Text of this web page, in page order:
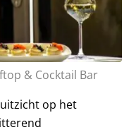
& Cocktail Bar
op het